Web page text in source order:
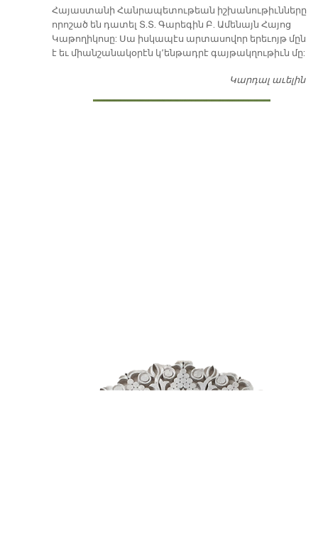
​Հայաստանի Հանրապետութեան իշխանութիւնները
որոշած են դատել Տ.Տ. Գարեգին Բ. Ամենայն Հայոց
Կաթողիկոսը: Սա իսկապէս արտասովոր երեւոյթ մըն
է եւ միանշանակօրէն կ՚ենթադրէ գայթակղութիւն մը:
Կարդալ աւելին